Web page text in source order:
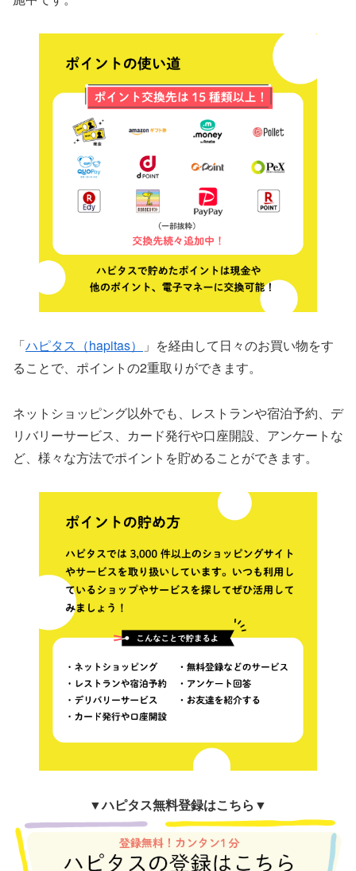
「ハピタス（hapitas）
」を経由して日々のお買い物をす
ることで、ポイントの2重取りができます。
ネットショッピング以外でも、レストランや宿泊予約、デ
リバリーサービス、カード発行や口座開設、アンケートな
ど、様々な方法でポイントを貯めることができます。
▼ハピタス無料登録はこちら▼